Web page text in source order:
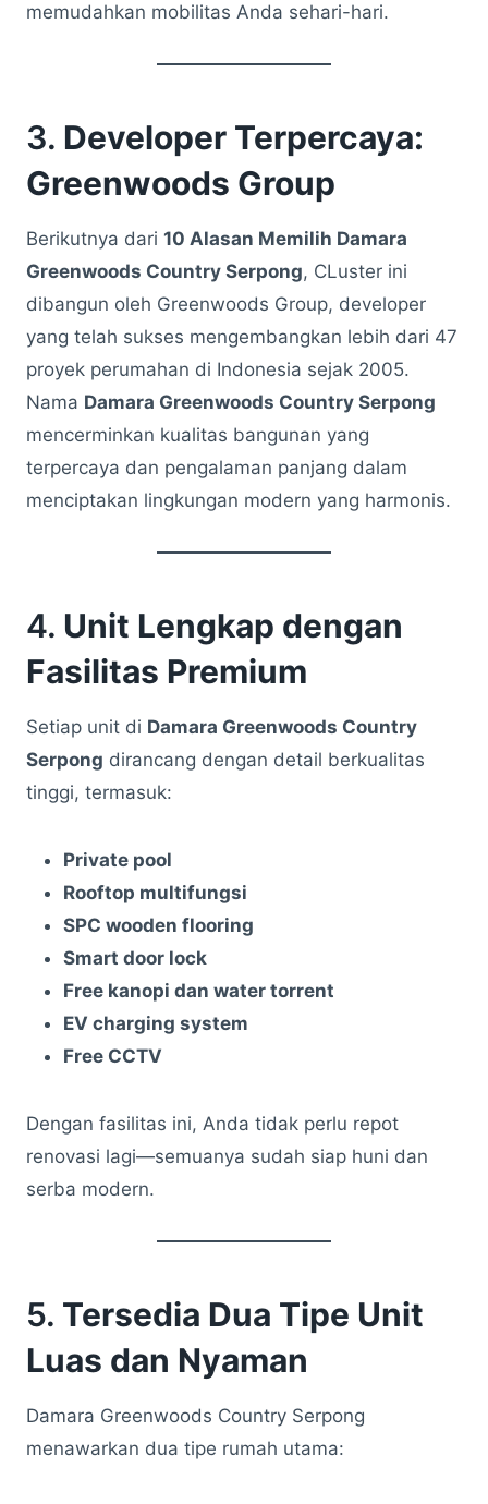
memudahkan mobilitas Anda sehari-hari.
3. Developer Terpercaya:
Greenwoods Group
Berikutnya dari 10 Alasan Memilih Damara
Greenwoods Country Serpong, CLuster ini
dibangun oleh Greenwoods Group, developer
yang telah sukses mengembangkan lebih dari 47
proyek perumahan di Indonesia sejak 2005.
Nama Damara Greenwoods Country Serpong
mencerminkan kualitas bangunan yang
terpercaya dan pengalaman panjang dalam
menciptakan lingkungan modern yang harmonis.
4. Unit Lengkap dengan
Fasilitas Premium
Setiap unit di Damara Greenwoods Country
Serpong dirancang dengan detail berkualitas
tinggi, termasuk:
Private pool
Rooftop multifungsi
SPC wooden flooring
Smart door lock
Free kanopi dan water torrent
EV charging system
Free CCTV
Dengan fasilitas ini, Anda tidak perlu repot
renovasi lagi—semuanya sudah siap huni dan
serba modern.
5. Tersedia Dua Tipe Unit
Luas dan Nyaman
Damara Greenwoods Country Serpong
menawarkan dua tipe rumah utama: